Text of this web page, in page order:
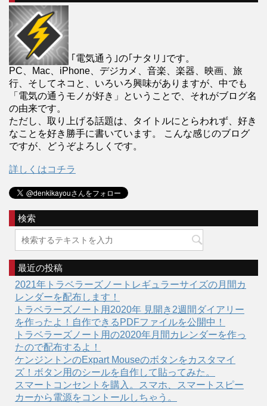
｢電気通う｣の｢ナタリ｣です。
PC、Mac、iPhone、デジカメ、音楽、楽器、映画、旅
行、そしてネコと、いろいろ興味がありますが、中でも
「電気の通うモノが好き」ということで、それがブログ名
の由来です。
ただし、取り上げる話題は、タイトルにとらわれず、好き
なことを好き勝手に書いています。 こんな感じのブログ
ですが、どうぞよろしくです。
詳しくはコチラ
検索
最近の投稿
2021年トラベラーズノートレギュラーサイズの月間カ
レンダーを配布します！
トラベラーズノート用2020年 見開き2週間ダイアリー
を作ったよ！自作できるPDFファイルを公開中！
トラベラーズノート用の2020年月間カレンダーを作っ
たので配布するよ！
ケンジントンのExpart Mouseのボタンをカスタマイ
ズ！ボタン用のシールを自作して貼ってみた。
スマートコンセントを購入。スマホ、スマートスピー
カーから電源をコントールしちゃう。